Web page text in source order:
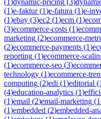
(1)e-faktur(1)e-fatura (1)e-
(1)ebay (3)ec2 (1)ecm (1)
(3)ecommerce-costs (1)
marketing (2)ecommerce-
(2)ecommerce-payments (1)
reporting (1)ecommerce-
(1)ecommerce-seo (3)
technology (1)ecommerce-
computing (2)edi (1)editorial (1
(4)education-analytics (1)
(1)email (2)email-marketing (
(1)embedded (2)embedded-